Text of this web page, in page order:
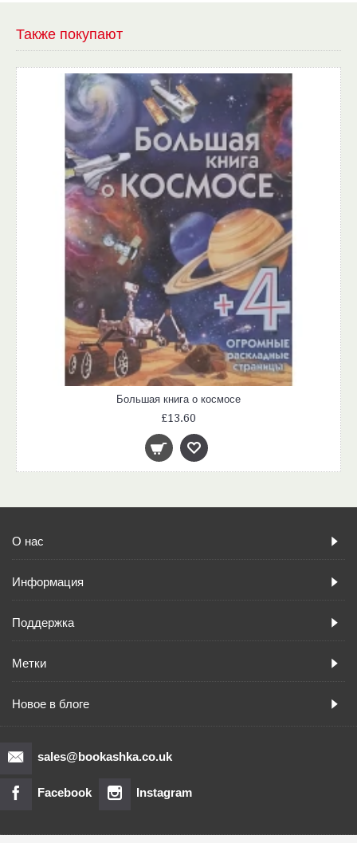
Также покупают
Большая книга о космосе
£13.60
О нас
Информация
Поддержка
Метки
Новое в блоге
sales@bookashka.co.uk
Facebook Instagram